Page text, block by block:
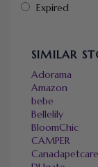
Expired
SIMILAR
Adorama
Amazon
bebe
Bellelily
BloomChic
CAMPER
Canadapetcare